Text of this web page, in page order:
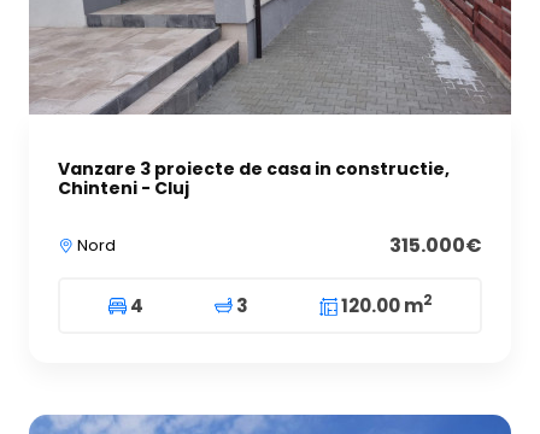
Vanzare 3 proiecte de casa in constructie,
Chinteni - Cluj
Nord 315.000€
4 3 120.00 m2